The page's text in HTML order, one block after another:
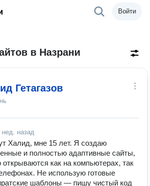
Войти
в Назрани
Гетагазов
нед. назад
Халид, мне 15 лет. Я создаю
и полностью адаптивные сайты,
как на компьютерах, так
Не использую готовые
шаблоны — пишу чистый код